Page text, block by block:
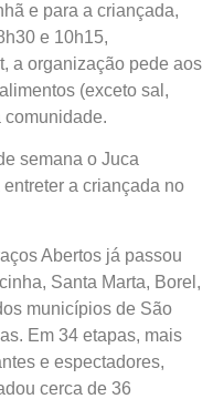
e para a criançada,
e 10h15,
a organização pede aos
(exceto sal,
comunidade.
semana o Juca
a criançada no
Abertos já passou
Santa Marta, Borel,
municípios de São
Em 34 etapas, mais
e espectadores,
cerca de 36